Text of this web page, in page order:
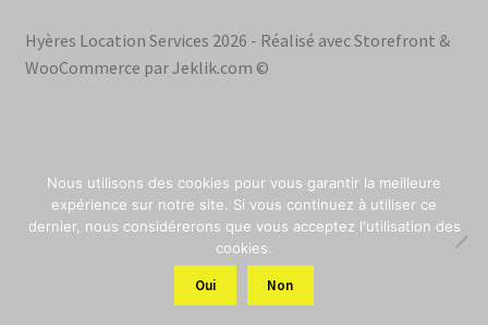
Hyères Location Services 2026 - Réalisé avec Storefront &
WooCommerce par Jeklik.com ©
Nous utilisons des cookies pour vous garantir la meilleure
expérience sur notre site. Si vous continuez à utiliser ce
dernier, nous considérerons que vous acceptez l'utilisation des
cookies.
Oui Non